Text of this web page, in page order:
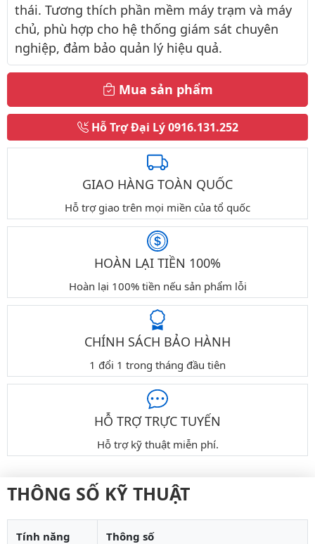
thái. Tương thích phần mềm máy trạm và máy
chủ, phù hợp cho hệ thống giám sát chuyên
nghiệp, đảm bảo quản lý hiệu quả.
Mua sản phẩm
Hỗ Trợ Đại Lý0916.131.252
GIAO HÀNG TOÀN QUỐC
Hỗ trợ giao trên mọi miền của tổ quốc
HOÀN LẠI TIỀN 100%
Hoàn lại 100% tiền nếu sản phẩm lỗi
CHÍNH SÁCH BẢO HÀNH
1 đổi 1 trong tháng đầu tiên
HỖ TRỢ TRỰC TUYẾN
Hỗ trợ kỹ thuật miễn phí.
THÔNG SỐ KỸ THUẬT
Tính năng Thông số